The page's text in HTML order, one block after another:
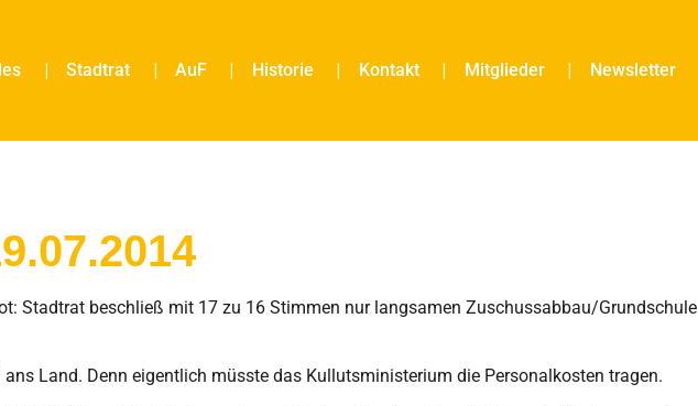
Stadtrat AuF Historie Kontakt Mitglieder Newsletter
Stadtrat beschließ mit 17 zu 16 Stimmen nur langsamen Zuschussabbau/Grundschule
Land. Denn eigentlich müsste das Kullutsministerium die Personalkosten tragen.